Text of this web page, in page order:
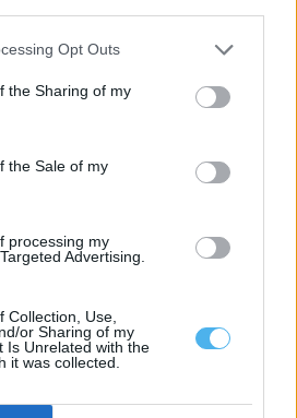
Opt Outs
the Sharing of my
the Sale of my
processing my
Advertising.
Collection, Use,
or Sharing of my
Is Unrelated with the
it was collected.
Republicana sofreu ferimentos
com encerramento de